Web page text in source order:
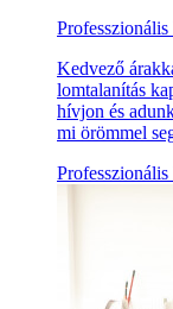
Kedvező
lomtalanítás
hívjon és
mi örömmel